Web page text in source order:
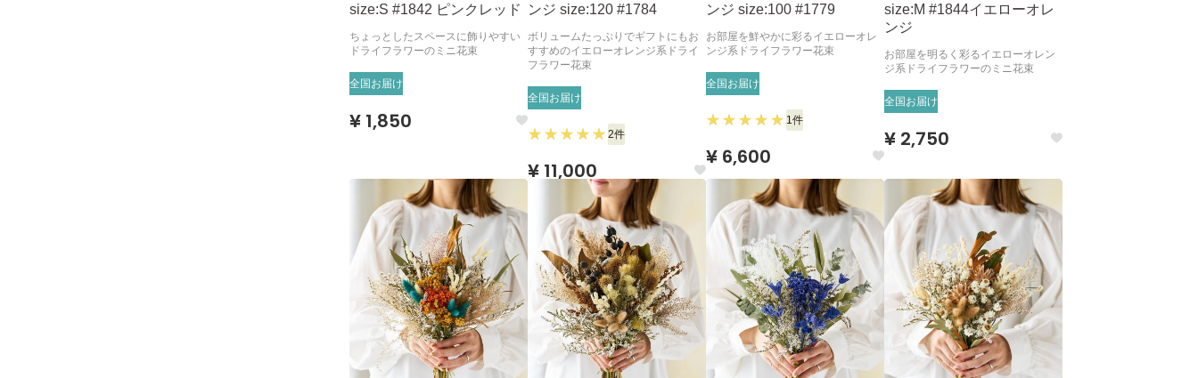
size:S #1842 ピンクレッド
ちょっとしたスペースに飾りやすい
ドライフラワーのミニ花束
全国お届け
¥ 1,850
ンジ size:120 #1784
ボリュームたっぷりでギフトにもお
すすめのイエローオレンジ系ドライ
フラワー花束
全国お届け
2件
¥ 11,000
ンジ size:100 #1779
お部屋を鮮やかに彩るイエローオレ
ンジ系ドライフラワー花束
全国お届け
1件
¥ 6,600
size:M #1844イエローオレ
ンジ
お部屋を明るく彩るイエローオレン
ジ系ドライフラワーのミニ花束
全国お届け
¥ 2,750